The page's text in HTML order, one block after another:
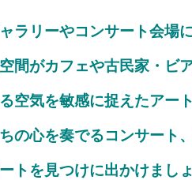
ラリーやコンサート会場
間がカフェや古民家・ビ
空気を敏感に捉えたアート
の心を奏でるコンサート
トを見つけに出かけまし